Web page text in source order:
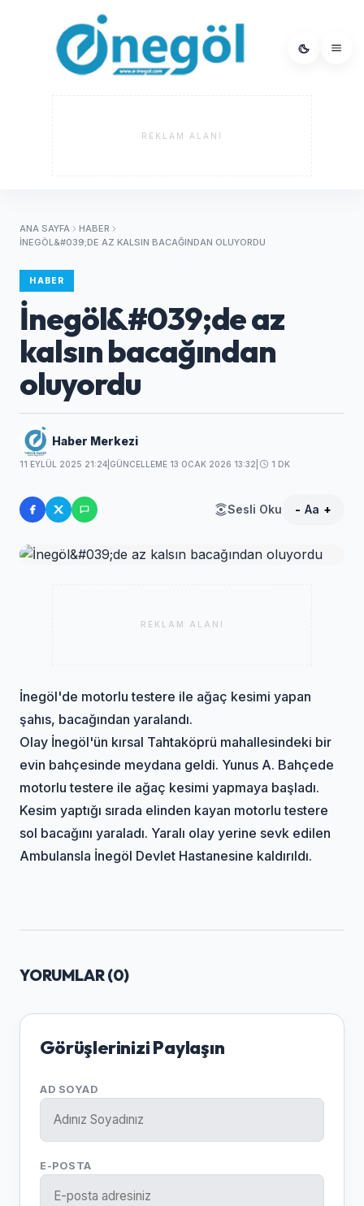
REKLAM ALANI
ANA SAYFA
HABER
İNEGÖL&#039;DE AZ KALSIN BACAĞINDAN OLUYORDU
HABER
İnegöl&#039;de az
kalsın bacağından
oluyordu
Haber Merkezi
11 EYLÜL 2025 21:24 GÜNCELLEME 13 OCAK 2026 13:32 1 DK
Sesli Oku - Aa +
REKLAM ALANI
İnegöl'de motorlu testere ile ağaç kesimi yapan
şahıs, bacağından yaralandı.
Olay İnegöl'ün kırsal Tahtaköprü mahallesindeki bir
evin bahçesinde meydana geldi. Yunus A. Bahçede
motorlu testere ile ağaç kesimi yapmaya başladı.
Kesim yaptığı sırada elinden kayan motorlu testere
sol bacağını yaraladı. Yaralı olay yerine sevk edilen
Ambulansla İnegöl Devlet Hastanesine kaldırıldı.
YORUMLAR (0)
Görüşlerinizi Paylaşın
AD SOYAD
E-POSTA